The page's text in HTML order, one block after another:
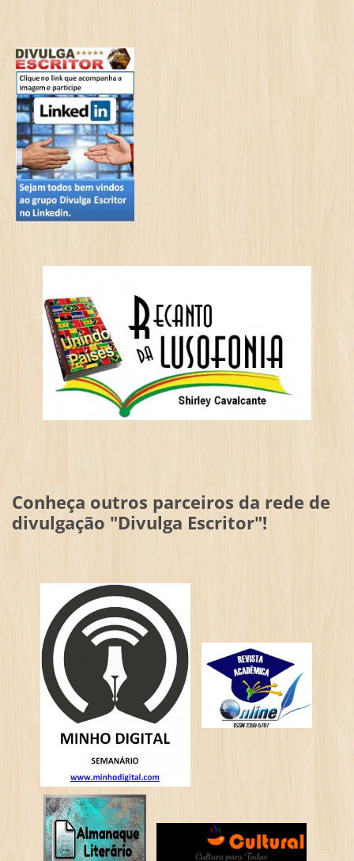
Conheça outros parceiros da rede de
divulgação "Divulga Escritor"!